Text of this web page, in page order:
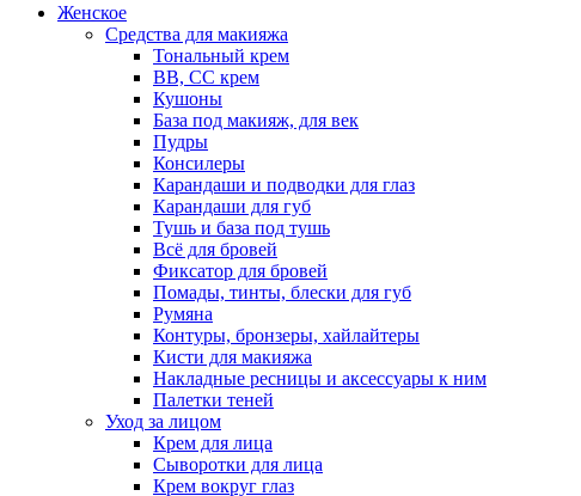
Женское
Средства для макияжа
Тональный крем
BB, CC крем
Кушоны
База под макияж, для век
Пудры
Консилеры
Карандаши и подводки для глаз
Карандаши для губ
Тушь и база под тушь
Всё для бровей
Фиксатор для бровей
Помады, тинты, блески для губ
Румяна
Контуры, бронзеры, хайлайтеры
Кисти для макияжа
Накладные ресницы и аксессуары к ним
Палетки теней
Уход за лицом
Крем для лица
Сыворотки для лица
Крем вокруг глаз